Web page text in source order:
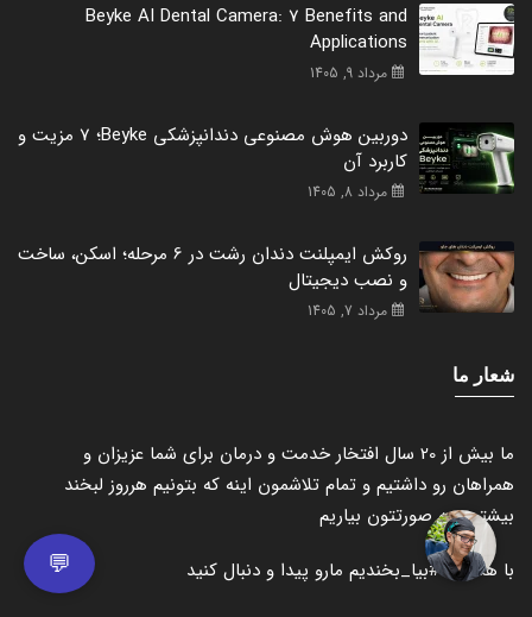
Beyke AI Dental Camera: 7 Benefits and
Applications
مرداد 9, 1405
دوربین هوش مصنوعی دندانپزشکی Beyke؛ 7 مزیت و
کاربرد آن
مرداد 8, 1405
روکش ایمپلنت دندان رشت در 6 مرحله؛ اسکن، ساخت
و نصب دیجیتال
مرداد 7, 1405
شعار ما
ما بیش از 20 سال افتخار خدمت و درمان برای شما عزیزان و
همراهان رو داشتیم و تمام تلاشمون اینه که بتونیم هرروز لبخند
بیشتری به صورتتون بیاریم
با هشتگ#بیا_بخندیم مارو پیدا و دنبال کنید 💬